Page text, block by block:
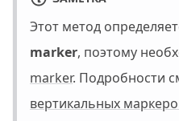
Этот метод
marker, поэтому
marker. Подробности
вертикальных